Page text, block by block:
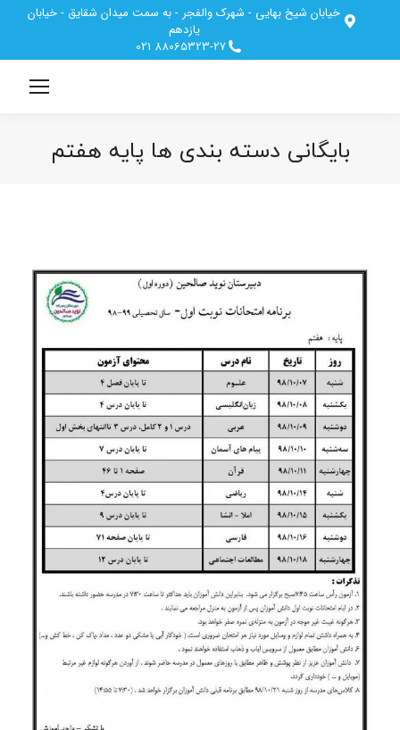
خیابان شیخ بهایی - شهرک والفجر - به سمت میدان شقایق - خیابان
یازدهم
88065323-27 021
بایگانی دسته بندی ها پایه هفتم